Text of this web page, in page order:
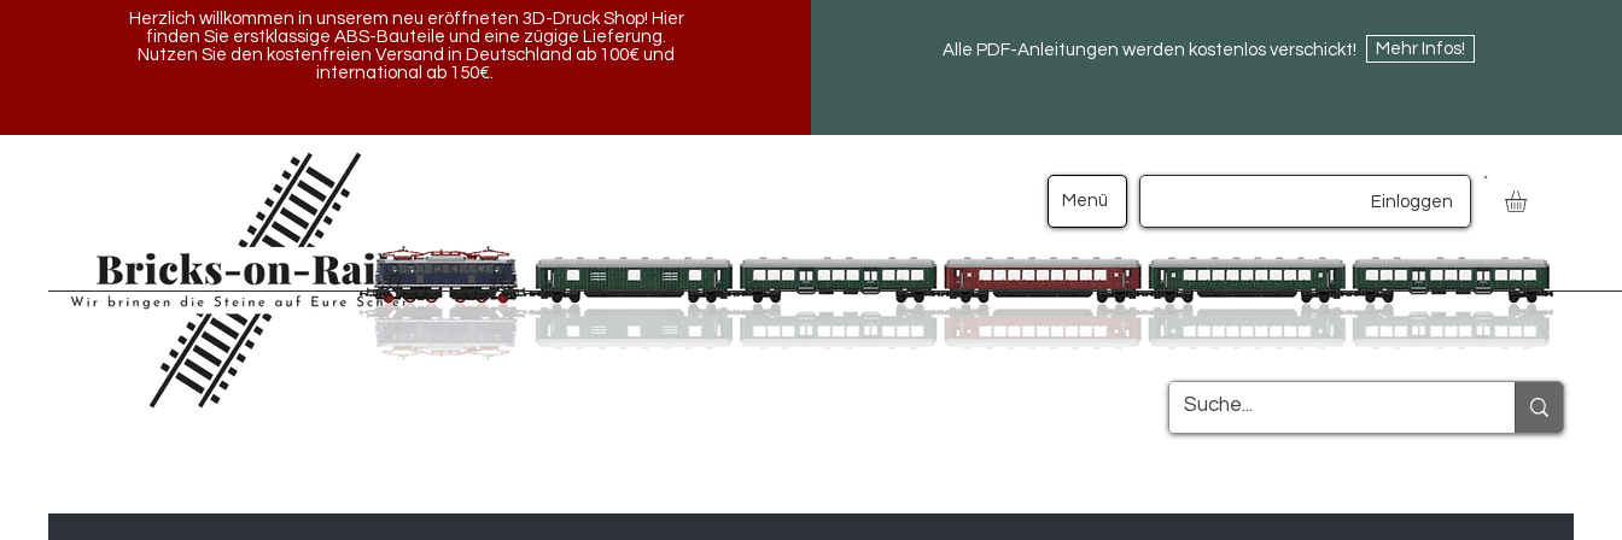
Herzlich willkommen in unserem neu eröffneten 3D-Druck Shop! Hier
finden Sie erstklassige ABS-Bauteile und eine zügige Lieferung.
Nutzen Sie den kostenfreien Versand in Deutschland ab 100€ und
international ab 150€.
Alle PDF-Anleitungen werden kostenlos verschickt! Mehr Infos!
Menü Einloggen